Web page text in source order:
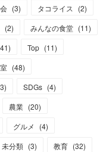
(3) タコライス (2)
(2) みんなの食堂 (11)
41) Top (11)
(48)
3) SDGs (4)
農業 (20)
グルメ (4)
未分類 (3) 教育 (32)